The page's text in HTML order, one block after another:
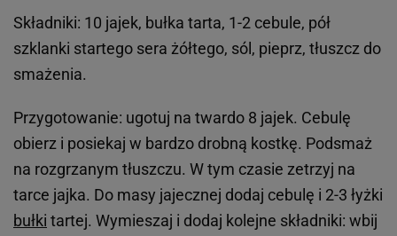
Składniki: 10 jajek, bułka tarta, 1-2 cebule, pół
szklanki startego sera żółtego, sól, pieprz, tłuszcz do
smażenia.
Przygotowanie: ugotuj na twardo 8 jajek. Cebulę
obierz i posiekaj w bardzo drobną kostkę. Podsmaż
na rozgrzanym tłuszczu. W tym czasie zetrzyj na
tarce jajka. Do masy jajecznej dodaj cebulę i 2-3 łyżki
bułki tartej. Wymieszaj i dodaj kolejne składniki: wbij